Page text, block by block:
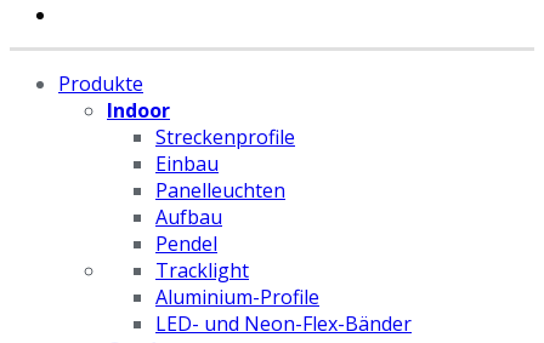
Produkte
Indoor
Streckenprofile
Einbau
Panelleuchten
Aufbau
Pendel
Tracklight
Aluminium-Profile
LED- und Neon-Flex-Bänder